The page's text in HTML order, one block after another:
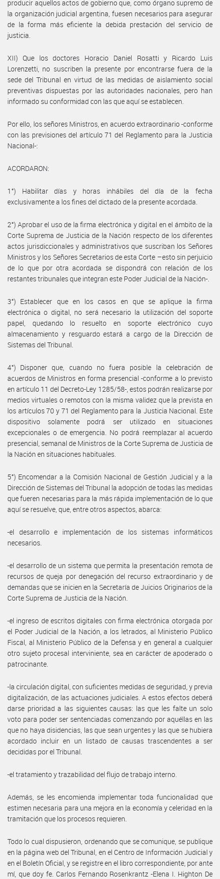
producir aquellos actos de gobierno que, como órgano supremo de
la organización judicial argentina, fuesen necesarios para asegurar
de la forma más eficiente la debida prestación del servicio de
justicia.
XII) Que los doctores Horacio Daniel Rosatti y Ricardo Luis
Lorenzetti, no suscriben la presente por encontrarse fuera de la
sede del Tribunal en virtud de las medidas de aislamiento social
preventivas dispuestas por las autoridades nacionales, pero han
informado su conformidad con las que aquí se establecen.
Por ello, los señores Ministros, en acuerdo extraordinario -conforme
con las previsiones del artículo 71 del Reglamento para la Justicia
Nacional-:
ACORDARON:
1°) Habilitar días y horas inhábiles del día de la fecha
exclusivamente a los fines del dictado de la presente acordada.
2°) Aprobar el uso de la firma electrónica y digital en el ámbito de la
Corte Suprema de Justicia de la Nación respecto de los diferentes
actos jurisdiccionales y administrativos que suscriban los Señores
Ministros y los Señores Secretarios de esta Corte –esto sin perjuicio
de lo que por otra acordada se dispondrá con relación de los
restantes tribunales que integran este Poder Judicial de la Nación-.
3°) Establecer que en los casos en que se aplique la firma
electrónica o digital, no será necesario la utilización del soporte
papel, quedando lo resuelto en soporte electrónico cuyo
almacenamiento y resguardo estará a cargo de la Dirección de
Sistemas del Tribunal.
4°) Disponer que, cuando no fuera posible la celebración de
acuerdos de Ministros en forma presencial -conforme a lo previsto
en artículo 11 del Decreto-Ley 1285/58-, estos podrán realizarse por
medios virtuales o remotos con la misma validez que la prevista en
los artículos 70 y 71 del Reglamento para la Justicia Nacional. Este
dispositivo solamente podrá ser utilizado en situaciones
excepcionales o de emergencia. No podrá reemplazar al acuerdo
presencial, semanal de Ministros de la Corte Suprema de Justicia de
la Nación en situaciones habituales.
5°) Encomendar a la Comisión Nacional de Gestión Judicial y a la
Dirección de Sistemas del Tribunal la adopción de todas las medidas
que fueren necesarias para la más rápida implementación de lo que
aquí se resuelve, que, entre otros aspectos, abarca:
-el desarrollo e implementación de los sistemas informáticos
necesarios.
-el desarrollo de un sistema que permita la presentación remota de
recursos de queja por denegación del recurso extraordinario y de
demandas que se inicien en la Secretaría de Juicios Originarios de la
Corte Suprema de Justicia de la Nación.
-el ingreso de escritos digitales con firma electrónica otorgada por
el Poder Judicial de la Nación, a los letrados, al Ministerio Público
Fiscal, al Ministerio Público de la Defensa y en general a cualquier
otro sujeto procesal interviniente, sea en carácter de apoderado o
patrocinante.
-la circulación digital, con suficientes medidas de seguridad, y previa
digitalización, de las actuaciones judiciales. A estos efectos deberá
darse prioridad a las siguientes causas: las que les falte un solo
voto para poder ser sentenciadas comenzando por aquéllas en las
que no haya disidencias, las que sean urgentes y las que se hubiera
acordado incluir en un listado de causas trascendentes a ser
decididas por el Tribunal.
-el tratamiento y trazabilidad del flujo de trabajo interno.
Además, se les encomienda implementar toda funcionalidad que
estimen necesaria para una mejora en la economía y celeridad en la
tramitación que los procesos requieren.
Todo lo cual dispusieron, ordenando que se comunique, se publique
en la página web del Tribunal, en el Centro de Información Judicial y
en el Boletín Oficial, y se registre en el libro correspondiente, por ante
mí, que doy fe. Carlos Fernando Rosenkrantz -Elena I. Highton De